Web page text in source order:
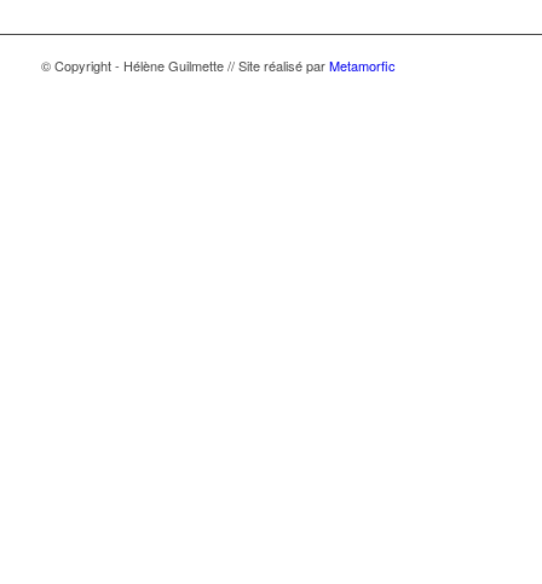
© Copyright - Hélène Guilmette // Site réalisé parMetamorfic